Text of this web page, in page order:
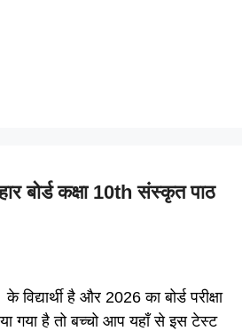
कक्षा 10th संस्कृत पाठ
है और 2026 का बोर्ड परीक्षा
गया है तो बच्चो आप यहाँ से इस टेस्ट